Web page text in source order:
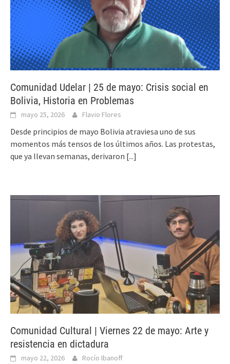
Comunidad Udelar | 25 de mayo: Crisis social en
Bolivia, Historia en Problemas
mayo 25, 2026 Flavio Flores
Desde principios de mayo Bolivia atraviesa uno de sus
momentos más tensos de los últimos años. Las protestas,
que ya llevan semanas, derivaron [...]
Comunidad Cultural | Viernes 22 de mayo: Arte y
resistencia en dictadura
mayo 22, 2026 Rocío Ibanoff